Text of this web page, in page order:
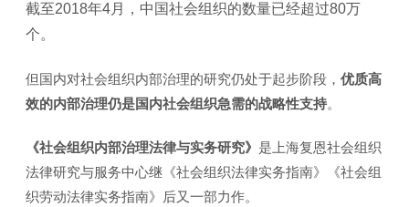
截至2018年4月，中国社会组织的数量已经超过80万
个。
但国内对社会组织内部治理的研究仍处于起步阶段， 优质高
效的内部治理仍是国内社会组织急需的战略性支持。
《社会组织内部治理法律与实务研究》 是上海复恩社会组织
法律研究与服务中心继《社会组织法律实务指南》《社会组
织劳动法律实务指南》后又一部力作。